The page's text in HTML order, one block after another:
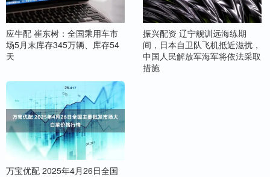
应牛配 崔东树：全国乘用车市
场5月末库存345万辆、库存54
天
振兴配资 辽宁舰训远海练期
间，日本自卫队飞机抵近滋扰，
中国人民解放军海军将依法采取
措施
万宝优配 2025年4月26日全国